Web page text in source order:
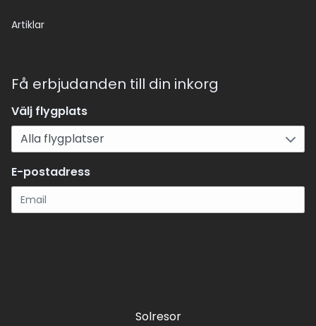
Artiklar
Få erbjudanden till din inkorg
Välj flygplats
E-postadress
Solresor